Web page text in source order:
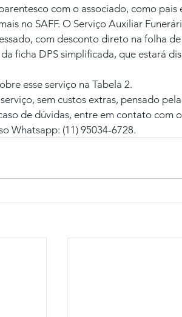
com o associado, como pais
no SAFF. O Serviço Auxiliar
com desconto direto na folha
ficha DPS simplificada, que estará
esse serviço na Tabela 2.
serviço, sem custos extras, pensado
de dúvidas, entre em contato com
Whatsapp: (11) 95034-6728.